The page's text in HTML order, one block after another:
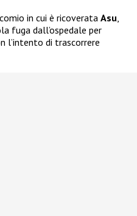
in cui è ricoverata Asu
fuga dall’ospedale per
l’intento di trascorrere